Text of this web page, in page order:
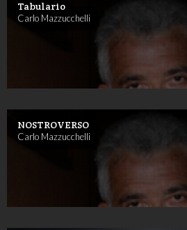
Tabulario
Carlo Mazzucchelli
NOSTROVERSO
Carlo Mazzucchelli